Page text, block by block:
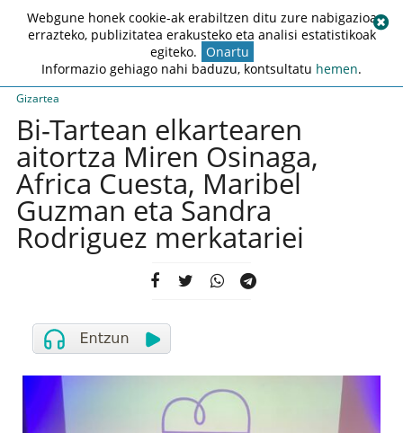
Gizartea
Bi-Tartean elkartearen
aitortza Miren Osinaga,
Africa Cuesta, Maribel
Guzman eta Sandra
Rodriguez merkatariei
Webgune honek cookie-ak erabiltzen ditu zure nabigazioa
errazteko, publizitatea erakusteko eta analisi estatistikoak
egiteko. Onartu
Informazio gehiago nahi baduzu, kontsultatu hemen.